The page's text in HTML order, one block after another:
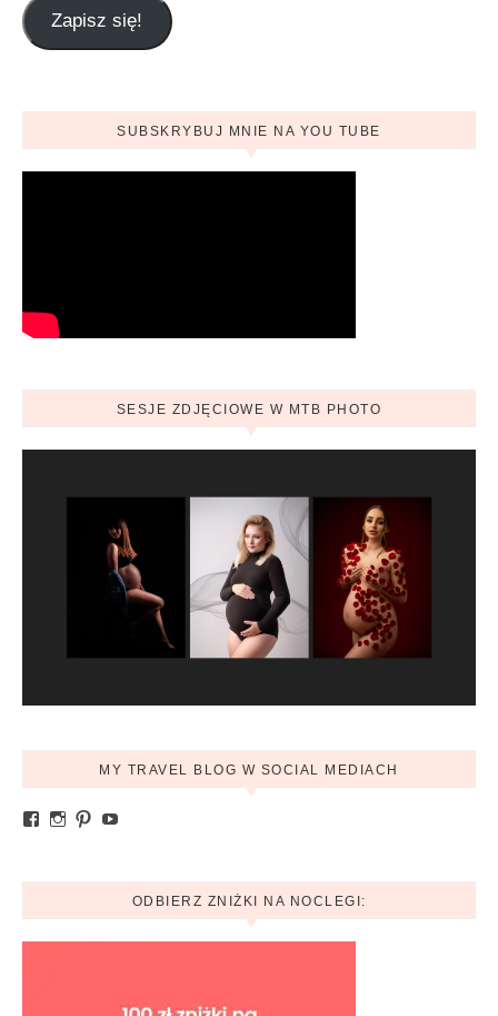
Zapisz się!
SUBSKRYBUJ MNIE NA YOU TUBE
SESJE ZDJĘCIOWE W MTB PHOTO
MY TRAVEL BLOG W SOCIAL MEDIACH
Zobacz profil Ania.mytravelblog na Facebook
Zobacz profil mytravelblog.com.pl na Instagram
Pinterest
YouTube
ODBIERZ ZNIŻKI NA NOCLEGI: